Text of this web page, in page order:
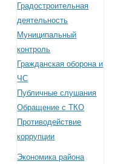
Градостроительная
деятельность
Муниципальный
контроль
Гражданская оборона и
ЧС
Публичные слушания
Обращение с ТКО
Противодействие
коррупции
Экономика района